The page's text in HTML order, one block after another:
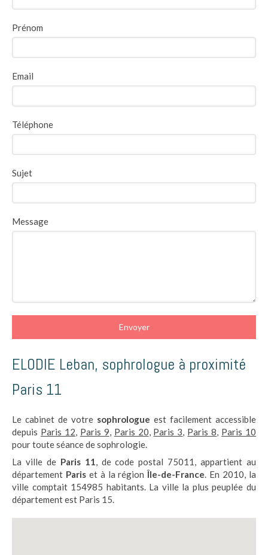
Prénom
Email
Téléphone
Sujet
Message
Envoyer
ELODIE Leban, sophrologue à proximité
Paris 11
Le cabinet de votre sophrologue est facilement accessible
depuis Paris 12, Paris 9, Paris 20, Paris 3, Paris 8, Paris 10
pour toute séance de sophrologie.
La ville de Paris 11, de code postal 75011, appartient au
département Pariset à la région Île-de-France. En 2010, la
ville comptait 154985 habitants. La ville la plus peuplée du
département est Paris 15.